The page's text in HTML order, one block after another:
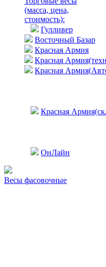
(масса, цена,
стоимость):
Гулливер
Восточный Базар
Красная Армия
Красная
Красная
Красная
ОнЛайн
Весы фасовочные